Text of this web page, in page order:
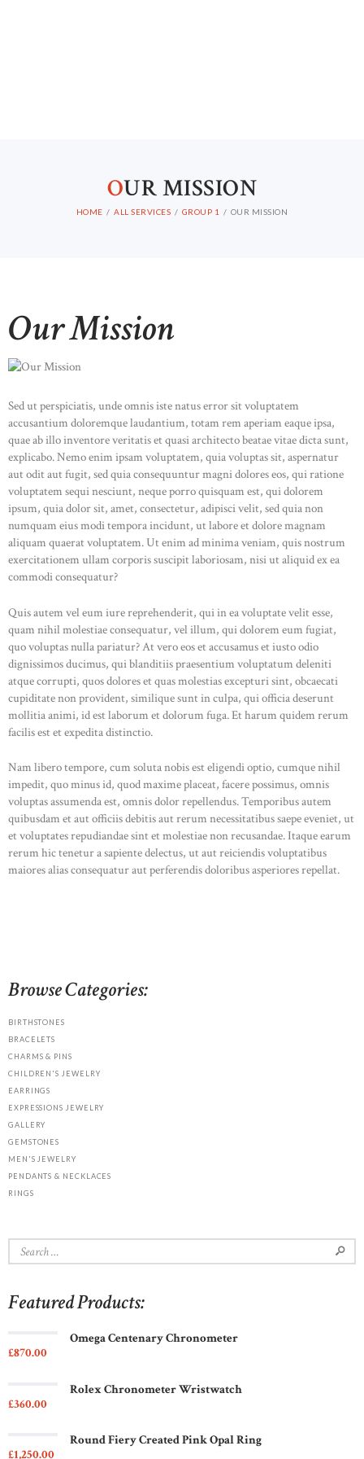
OUR MISSION
HOME ALL SERVICES GROUP 1 OUR MISSION
Our Mission
Sed ut perspiciatis, unde omnis iste natus error sit voluptatem
accusantium doloremque laudantium, totam rem aperiam eaque ipsa,
quae ab illo inventore veritatis et quasi architecto beatae vitae dicta sunt,
explicabo. Nemo enim ipsam voluptatem, quia voluptas sit, aspernatur
aut odit aut fugit, sed quia consequuntur magni dolores eos, qui ratione
voluptatem sequi nesciunt, neque porro quisquam est, qui dolorem
ipsum, quia dolor sit, amet, consectetur, adipisci velit, sed quia non
numquam eius modi tempora incidunt, ut labore et dolore magnam
aliquam quaerat voluptatem. Ut enim ad minima veniam, quis nostrum
exercitationem ullam corporis suscipit laboriosam, nisi ut aliquid ex ea
commodi consequatur?
Quis autem vel eum iure reprehenderit, qui in ea voluptate velit esse,
quam nihil molestiae consequatur, vel illum, qui dolorem eum fugiat,
quo voluptas nulla pariatur? At vero eos et accusamus et iusto odio
dignissimos ducimus, qui blanditiis praesentium voluptatum deleniti
atque corrupti, quos dolores et quas molestias excepturi sint, obcaecati
cupiditate non provident, similique sunt in culpa, qui officia deserunt
mollitia animi, id est laborum et dolorum fuga. Et harum quidem rerum
facilis est et expedita distinctio.
Nam libero tempore, cum soluta nobis est eligendi optio, cumque nihil
impedit, quo minus id, quod maxime placeat, facere possimus, omnis
voluptas assumenda est, omnis dolor repellendus. Temporibus autem
quibusdam et aut officiis debitis aut rerum necessitatibus saepe eveniet, ut
et voluptates repudiandae sint et molestiae non recusandae. Itaque earum
rerum hic tenetur a sapiente delectus, ut aut reiciendis voluptatibus
maiores alias consequatur aut perferendis doloribus asperiores repellat.
Browse Categories:
BIRTHSTONES
BRACELETS
CHARMS & PINS
CHILDREN'S JEWELRY
EARRINGS
EXPRESSIONS JEWELRY
GALLERY
GEMSTONES
MEN'S JEWELRY
PENDANTS & NECKLACES
RINGS
Search
for:
Featured Products:
Omega Centenary Chronometer
£87000
Rolex Chronometer Wristwatch
£36000
Round Fiery Created Pink Opal Ring
£1,25000